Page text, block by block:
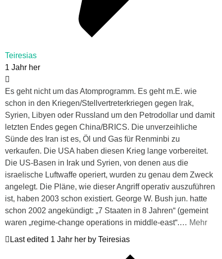
Teiresias
1 Jahr her
Es geht nicht um das Atomprogramm. Es geht m.E. wie
schon in den Kriegen/Stellvertreterkriegen gegen Irak,
Syrien, Libyen oder Russland um den Petrodollar und damit
letzten Endes gegen China/BRICS. Die unverzeihliche
Sünde des Iran ist es, Öl und Gas für Renminbi zu
verkaufen. Die USA haben diesen Krieg lange vorbereitet.
Die US-Basen in Irak und Syrien, von denen aus die
israelische Luftwaffe operiert, wurden zu genau dem Zweck
angelegt. Die Pläne, wie dieser Angriff operativ auszuführen
ist, haben 2003 schon existiert. George W. Bush jun. hatte
schon 2002 angekündigt: „7 Staaten in 8 Jahren“ (gemeint
waren „regime-change operations in middle-east“.… Mehr
Last edited 1 Jahr her by Teiresias